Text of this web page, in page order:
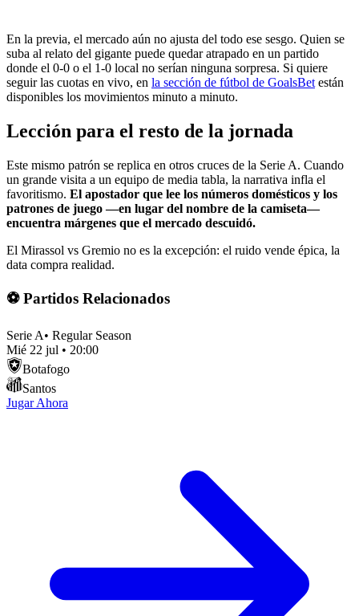
En la previa, el mercado aún no ajusta del todo ese sesgo. Quien se
suba al relato del gigante puede quedar atrapado en un partido
donde el 0-0 o el 1-0 local no serían ninguna sorpresa. Si quiere
seguir las cuotas en vivo, en la sección de fútbol de GoalsBet están
disponibles los movimientos minuto a minuto.
Lección para el resto de la jornada
Este mismo patrón se replica en otros cruces de la Serie A. Cuando
un grande visita a un equipo de media tabla, la narrativa infla el
favoritismo. El apostador que lee los números domésticos y los
patrones de juego —en lugar del nombre de la camiseta—
encuentra márgenes que el mercado descuidó.
El Mirassol vs Gremio no es la excepción: el ruido vende épica, la
data compra realidad.
⚽ Partidos Relacionados
Serie A• Regular Season
Mié 22 jul • 20:00
Botafogo
Santos
Jugar Ahora